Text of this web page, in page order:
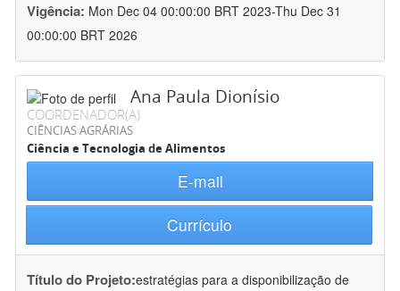
Vigência: Mon Dec 04 00:00:00 BRT 2023-Thu Dec 31
00:00:00 BRT 2026
Ana Paula Dionísio
COORDENADOR(A)
CIÊNCIAS AGRÁRIAS
Ciência e Tecnologia de Alimentos
E-mail
Currículo
Título do Projeto:estratégias para a disponibilização de